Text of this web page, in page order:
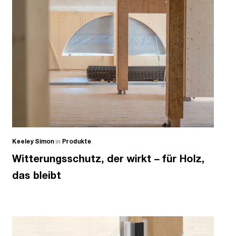
Keeley Simon in Produkte
Witterungsschutz, der wirkt – für Holz,
das bleibt